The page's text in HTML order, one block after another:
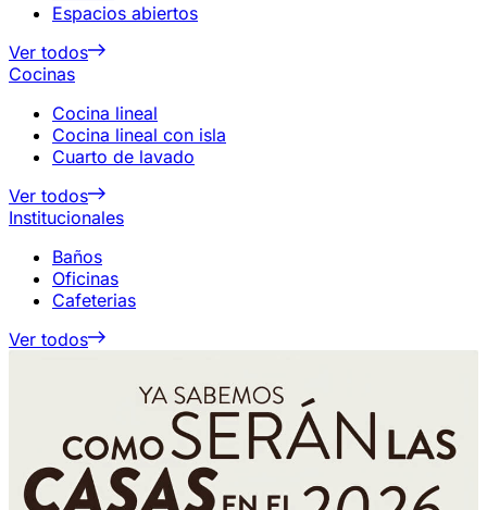
Espacios abiertos
Ver todos
Cocinas
Cocina lineal
Cocina lineal con isla
Cuarto de lavado
Ver todos
Institucionales
Baños
Oficinas
Cafeterias
Ver todos